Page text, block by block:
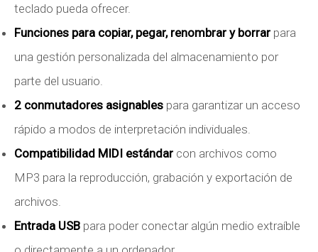
teclado pueda ofrecer.
Funciones para copiar, pegar, renombrar y borrar para
una gestión personalizada del almacenamiento por
parte del usuario.
2 conmutadores asignables para garantizar un acceso
rápido a modos de interpretación individuales.
Compatibilidad MIDI estándar con archivos como
MP3 para la reproducción, grabación y exportación de
archivos.
Entrada USB para poder conectar algún medio extraíble